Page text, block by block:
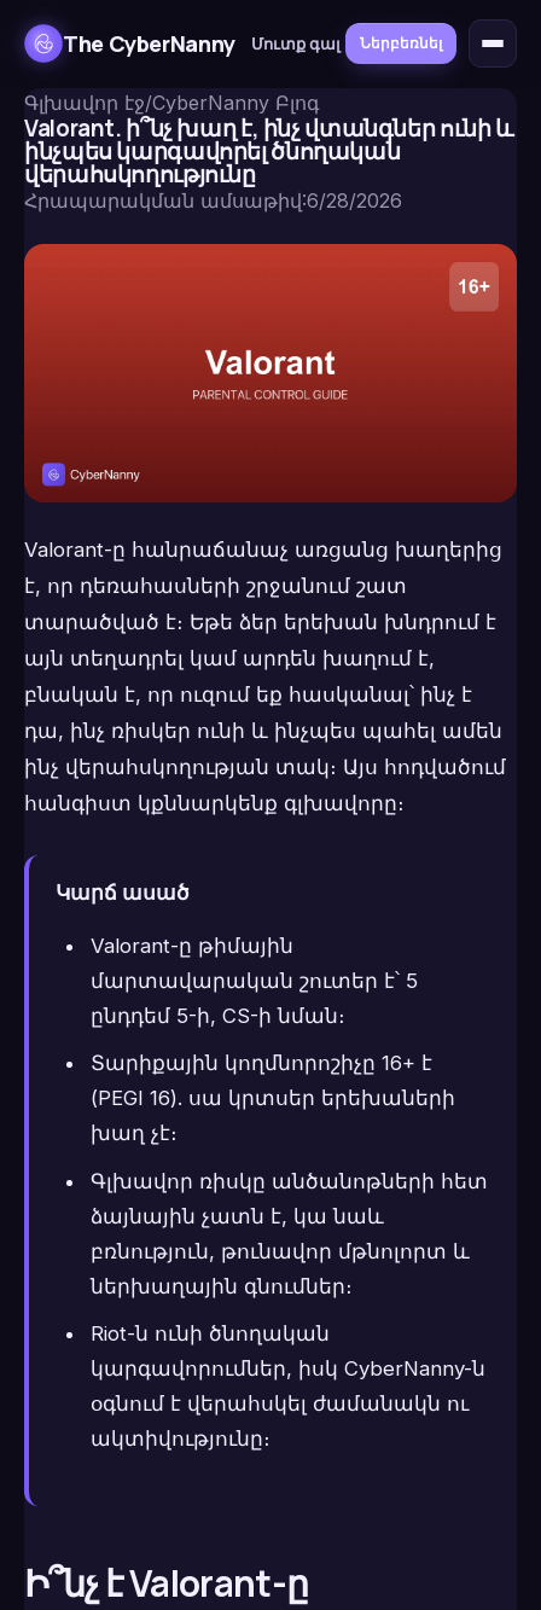
The CyberNanny Մուտք գալ Ներբեռնել
Գլխավոր էջ/CyberNanny Բլոգ
Valorant. ի՞նչ խաղ է, ինչ վտանգներ ունի և
ինչպես կարգավորել ծնողական
վերահսկողությունը
Հրապարակման ամսաթիվ:6/28/2026
Valorant-ը հանրաճանաչ առցանց խաղերից
է, որ դեռահասների շրջանում շատ
տարածված է։ Եթե ձեր երեխան խնդրում է
այն տեղադրել կամ արդեն խաղում է,
բնական է, որ ուզում եք հասկանալ՝ ինչ է
դա, ինչ ռիսկեր ունի և ինչպես պահել ամեն
ինչ վերահսկողության տակ։ Այս հոդվածում
հանգիստ կքննարկենք գլխավորը։
Կարճ ասած
Valorant-ը թիմային
մարտավարական շուտեր է՝ 5
ընդդեմ 5-ի, CS-ի նման։
Տարիքային կողմնորոշիչը 16+ է
(PEGI 16). սա կրտսեր երեխաների
խաղ չէ։
Գլխավոր ռիսկը անծանոթների հետ
ձայնային չատն է, կա նաև
բռնություն, թունավոր մթնոլորտ և
ներխաղային գնումներ։
Riot-ն ունի ծնողական
կարգավորումներ, իսկ CyberNanny-ն
օգնում է վերահսկել ժամանակն ու
ակտիվությունը։
Ի՞նչ է Valorant-ը